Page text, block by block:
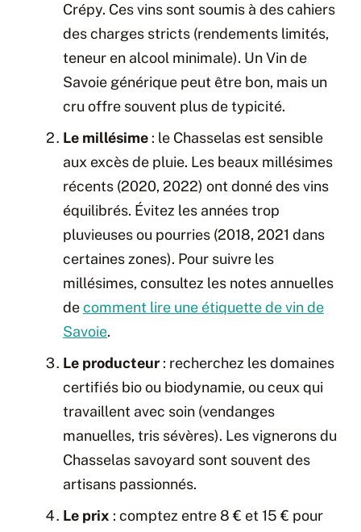
Crépy. Ces vins sont soumis à des cahiers
des charges stricts (rendements limités,
teneur en alcool minimale). Un Vin de
Savoie générique peut être bon, mais un
cru offre souvent plus de typicité.
Le millésime : le Chasselas est sensible
aux excès de pluie. Les beaux millésimes
récents (2020, 2022) ont donné des vins
équilibrés. Évitez les années trop
pluvieuses ou pourries (2018, 2021 dans
certaines zones). Pour suivre les
millésimes, consultez les notes annuelles
decomment lire une étiquette de vin de
Savoie.
Le producteur : recherchez les domaines
certifiés bio ou biodynamie, ou ceux qui
travaillent avec soin (vendanges
manuelles, tris sévères). Les vignerons du
Chasselas savoyard sont souvent des
artisans passionnés.
Le prix : comptez entre 8 € et 15 € pour